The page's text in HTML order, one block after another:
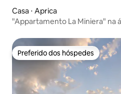
Casa ⋅ Aprica
"Appartamento La Miniera" na
Preferido dos hóspedes
Preferido dos hóspedes